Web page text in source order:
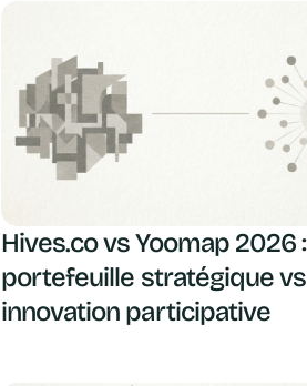
Hives.co vs Yoomap 2026 :
portefeuille stratégique vs
innovation participative